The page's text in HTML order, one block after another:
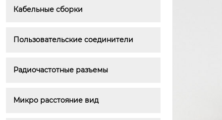
Кабельные сборки
Пользовательские соединители
Радиочастотные разъемы
Микро расстояние вид